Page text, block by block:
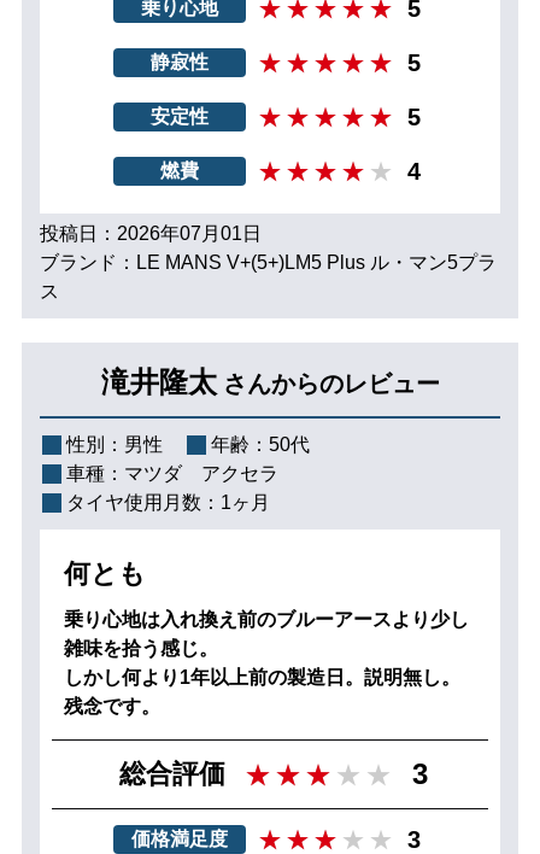
乗り心地 5
静寂性 5
安定性 5
燃費 4
投稿日：2026年07月01日
ブランド：LE MANS V+(5+)LM5 Plus ル・マン5プラ
ス
滝井隆太 さんからのレビュー
性別： 男性 年齢： 50代
車種： マツダ アクセラ
タイヤ使用月数： 1ヶ月
何とも
乗り心地は入れ換え前のブルーアースより少し
雑味を拾う感じ。
しかし何より1年以上前の製造日。説明無し。
残念です。
総合評価 3
価格満足度 3